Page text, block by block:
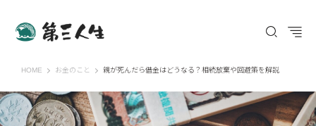
HOME 第三人生 〜寄り道の歩き方〜
お金のこと 親が死んだら借金はどうなる？相続放棄や回避策を解説